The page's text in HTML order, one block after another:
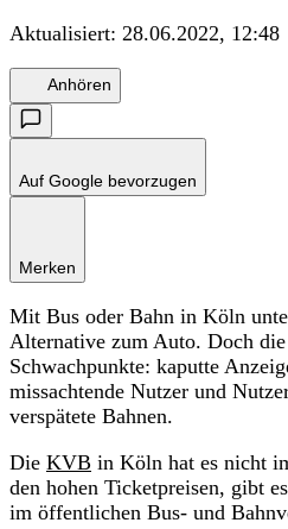
Aktualisiert: 28.06.2022, 12:48
Anhören
Auf Google bevorzugen
Merken
Mit Bus oder Bahn in Köln
Alternative zum Auto. Doch
Schwachpunkte: kaputte
missachtende Nutzer und
verspätete Bahnen.
Die KVB in Köln hat es nicht
den hohen Ticketpreisen, gibt
im öffentlichen Bus- und